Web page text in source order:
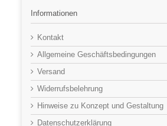
Informationen
Kontakt
Allgemeine Geschäftsbedingungen
Versand
Widerrufsbelehrung
Hinweise zu Konzept und Gestaltung
Datenschutzerklärung